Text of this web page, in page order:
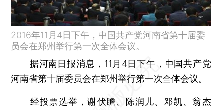
2016年11月4日下午，中国共产党河南省第十届委
员会在郑州举行第一次全体会议。
据河南日报消息，11月4日下午，中国共产党
河南省第十届委员会在郑州举行第一次全体会议。
经投票选举，谢伏瞻、陈润儿、邓凯、翁杰